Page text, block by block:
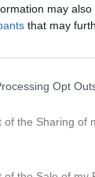
may
that may
Opt
of the Sharing of
fotbollsidol som
Skene IF!
fotbollen: